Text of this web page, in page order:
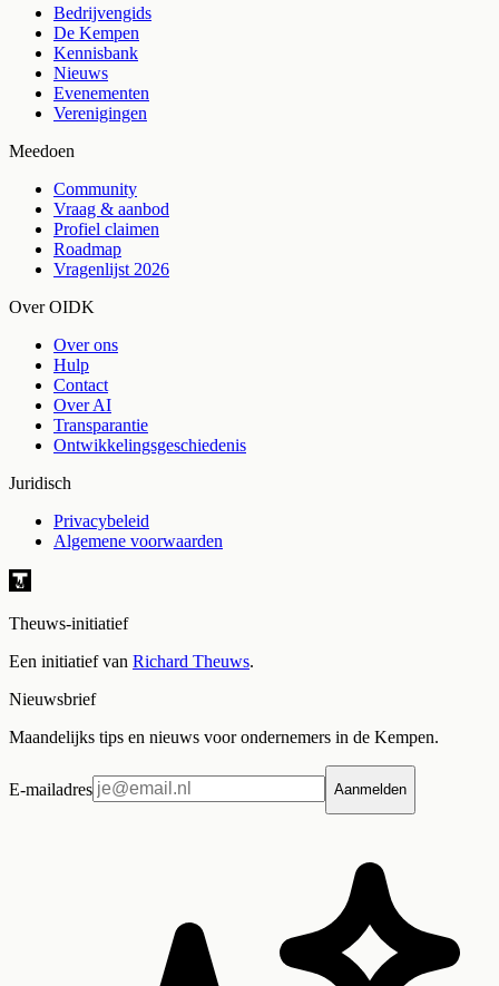
Bedrijvengids
De Kempen
Kennisbank
Nieuws
Evenementen
Verenigingen
Meedoen
Community
Vraag & aanbod
Profiel claimen
Roadmap
Vragenlijst 2026
Over OIDK
Over ons
Hulp
Contact
Over AI
Transparantie
Ontwikkelingsgeschiedenis
Juridisch
Privacybeleid
Algemene voorwaarden
Theuws-initiatief
Een initiatief van Richard Theuws.
Nieuwsbrief
Maandelijks tips en nieuws voor ondernemers in de Kempen.
E-mailadres Aanmelden